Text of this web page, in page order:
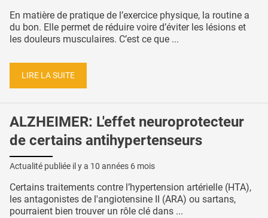
En matière de pratique de l’exercice physique, la routine a
du bon. Elle permet de réduire voire d’éviter les lésions et
les douleurs musculaires. C’est ce que ...
LIRE LA SUITE
ALZHEIMER: L'effet neuroprotecteur
de certains antihypertenseurs
Actualité publiée il y a 10 années 6 mois
Certains traitements contre l’hypertension artérielle (HTA),
les antagonistes de l'angiotensine II (ARA) ou sartans,
pourraient bien trouver un rôle clé dans ...